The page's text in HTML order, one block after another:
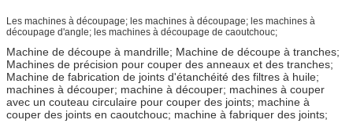
Les machines à découpage; les machines à découpage; les machines à
découpage d'angle; les machines à découpage de caoutchouc;
Machine de découpe à mandrille; Machine de découpe à tranches;
Machines de précision pour couper des anneaux et des tranches;
Machine de fabrication de joints d'étanchéité des filtres à huile;
machines à découper; machine à découper; machines à couper
avec un couteau circulaire pour couper des joints; machine à
couper des joints en caoutchouc; machine à fabriquer des joints;